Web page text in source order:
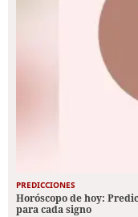
PREDICCIONES
Horóscopo de hoy:
para cada signo